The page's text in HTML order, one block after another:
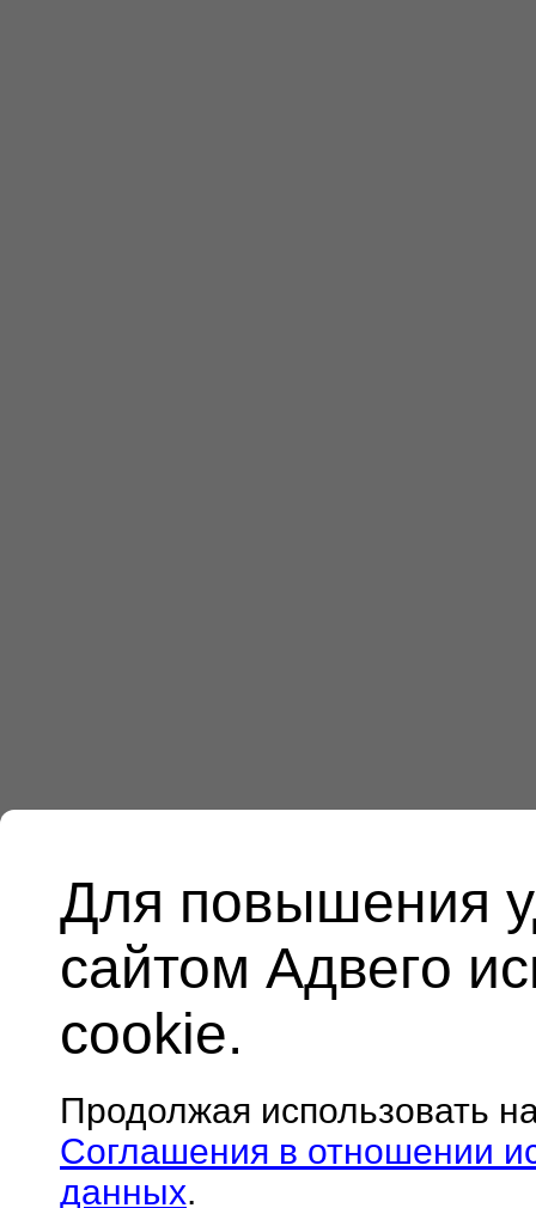
Для повышения
сайтом Адвего
cookie.
Продолжая использовать
Соглашения в отношении
данных.